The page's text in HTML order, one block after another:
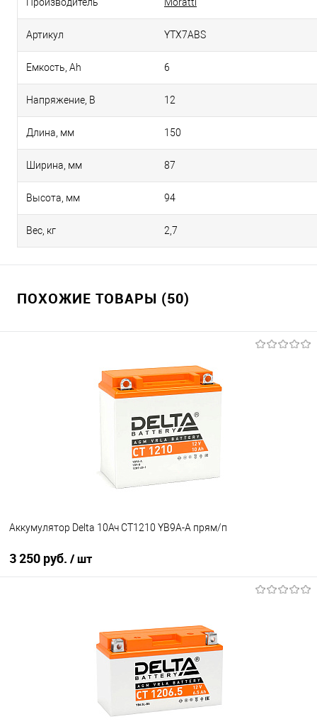
Артикул YTX7ABS
Емкость, Аh 6
Напряжение, В 12
Длина, мм 150
Ширина, мм 87
Высота, мм 94
Вес, кг 2,7
ПОХОЖИЕ ТОВАРЫ (50)
Аккумулятор Delta 10Ач CT1210 YB9A-A прям/п
3 250 руб. / шт
В наличии